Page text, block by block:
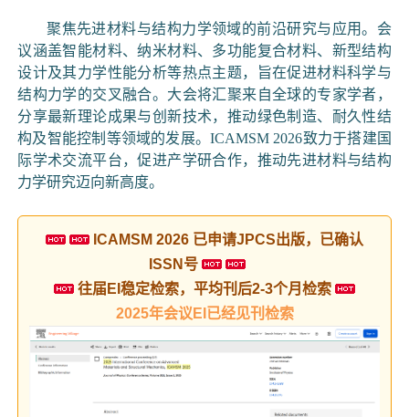
聚焦先进材料与结构力学领域的前沿研究与应用。会
议涵盖智能材料、纳米材料、多功能复合材料、新型结构
设计及其力学性能分析等热点主题，旨在促进材料科学与
结构力学的交叉融合。大会将汇聚来自全球的专家学者，
分享最新理论成果与创新技术，推动绿色制造、耐久性结
构及智能控制等领域的发展。ICAMSM 2026致力于搭建国
际学术交流平台，促进产学研合作，推动先进材料与结构
力学研究迈向新高度。
ICAMSM 2026 已申请JPCS出版，已确认
ISSN号
往届EI稳定检索，平均刊后2-3个月检索
2025年会议EI已经见刊检索